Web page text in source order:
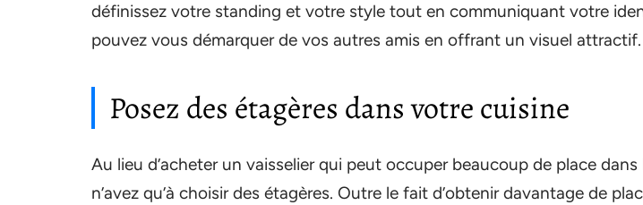
définissez votre standing et votre style tout en communiquant votre
pouvez vous démarquer de vos autres amis en offrant un visuel attractif.
Posez des étagères dans votre cuisine
Au lieu d’acheter un vaisselier qui peut occuper beaucoup de place dans
n’avez qu’à choisir des étagères. Outre le fait d’obtenir davantage de